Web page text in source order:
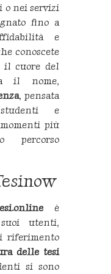
o nei servizi
fino a
e
conoscete
il cuore del
il nome,
, pensata
e
più
percorso
è
utenti,
riferimento
delle tesi
si sono